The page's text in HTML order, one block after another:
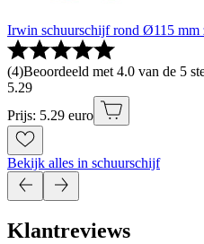
Irwin schuurschijf rond Ø115 mm
(4)Beoordeeld met 4.0 van de 5
5.29
Prijs: 5.29 euro
Bekijk alles in schuurschijf
Klantreviews